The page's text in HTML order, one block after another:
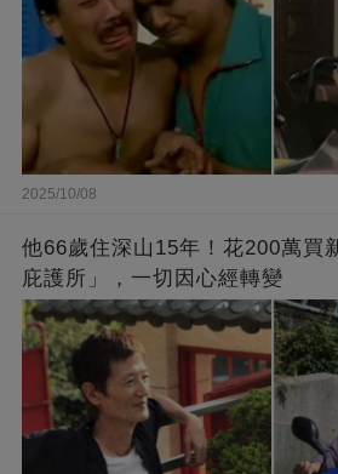
2025/10/08
他66歲住深山15年！花200萬買
庇護所」，一切因心經轉變